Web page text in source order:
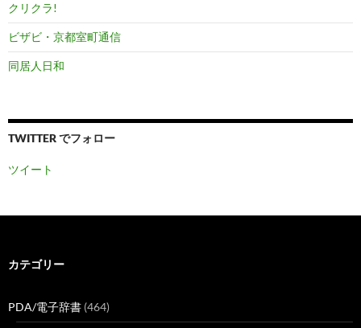
クリクラ!
ビザビ・京都室町通信
同居人日和
TWITTER でフォロー
ツイート
カテゴリー
PDA/電子辞書 (464)